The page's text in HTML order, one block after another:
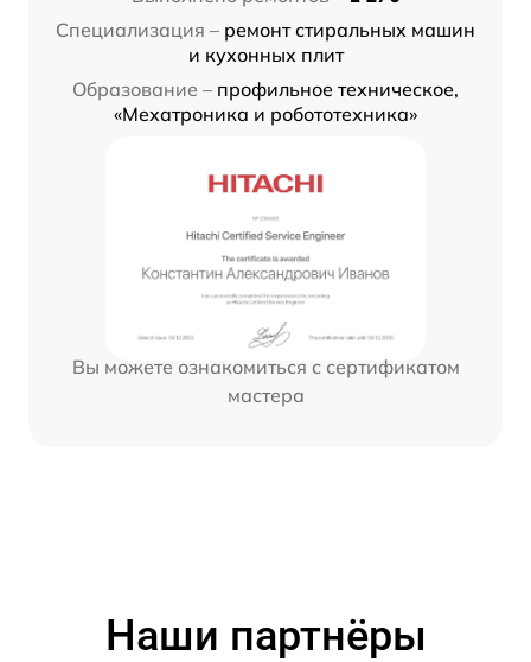
Специализация – ремонт стиральных машин
и кухонных плит
Образование – профильное техническое,
«Мехатроника и робототехника»
Вы можете ознакомиться с сертификатом
мастера
Наши партнёры